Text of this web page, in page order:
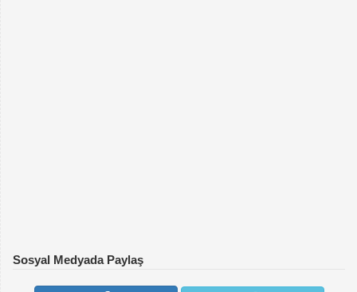
Sosyal Medyada Paylaş